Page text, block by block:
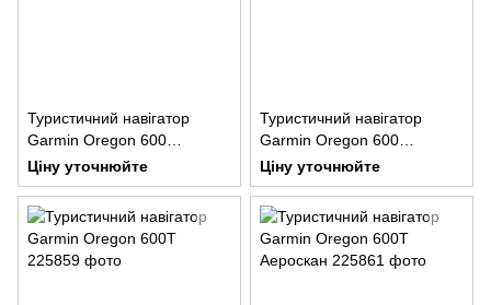
Туристичний навігатор
Garmin Oregon 600
Аероскан
Ціну уточнюйте
Туристичний навігатор
Garmin Oregon 600
НавЛюкс
Ціну уточнюйте